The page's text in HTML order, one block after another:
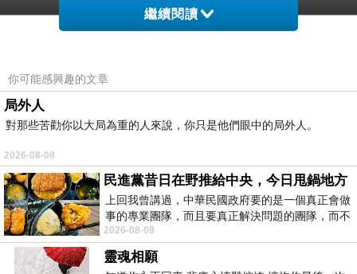
繼續閱讀
你可能感興趣的文章
局外人
對那些苦勸你以大局為重的人來說，你只是他們眼中的局外人。
2026-08-08
民進黨昔日在野推給中央，今日甩鍋地方
上回我曾講過，中華民國政府要的是一個真正會做
事的專業團隊，而且要真正解決問題的團隊，而不
是只會到處甩鍋的雙標團隊，最近民進黨
2026-08-08
靈魂相願